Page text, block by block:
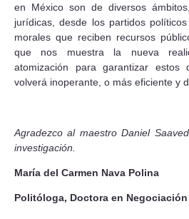
en México son de diversos
jurídicas, desde los partidos
morales que reciben recursos
que nos muestra la nueva
atomización para garantizar estos
volverá inoperante, o más eficiente y
Agradezco al maestro Daniel
investigación.
María del Carmen Nava Polina
Politóloga, Doctora en